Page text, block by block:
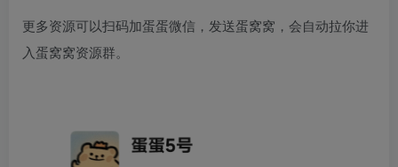
更多资源可以扫码加蛋蛋微信，发送蛋窝窝，会自动拉你进
入蛋窝窝资源群。